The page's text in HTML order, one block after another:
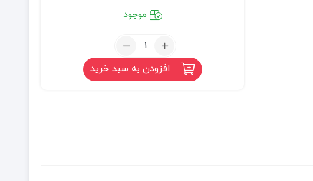
موجود
تعداد:
شربت
زوفا
عسلی
افزودن به سبد خرید